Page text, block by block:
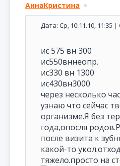
АннаКристина
Дата: Ср, 10.11.10, 11:35
ис 575 вн 300
ис550вннеопр.
ис330 вн 1300
ис430вн3000
через несколько
узнаю что сейчас
организме.Я без
года,опосля
после визита к
какой-то
тяжело.просто на